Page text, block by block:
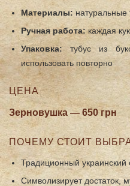
Материалы: натуральные
Ручная работа:каждая
Упаковка:тубус из
использовать повторно
ЦЕНА
Зерновушка — 650 грн
ПОЧЕМУ СТОИТ
Традиционный украинский
Символизирует достаток,